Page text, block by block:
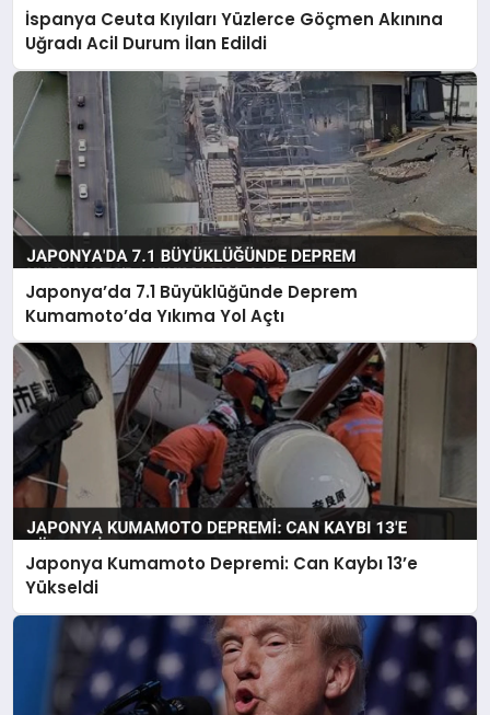
İspanya Ceuta Kıyıları Yüzlerce Göçmen Akınına
Uğradı Acil Durum İlan Edildi
Japonya’da 7.1 Büyüklüğünde Deprem
Kumamoto’da Yıkıma Yol Açtı
Japonya Kumamoto Depremi: Can Kaybı 13’e
Yükseldi